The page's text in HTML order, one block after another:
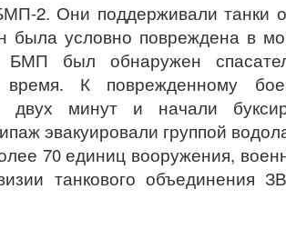
2. Они поддерживали танки
была условно повреждена в
БМП был обнаружен
время. К поврежденному
двух минут и начали
эвакуировали группой
70 единиц вооружения,
танкового объединения